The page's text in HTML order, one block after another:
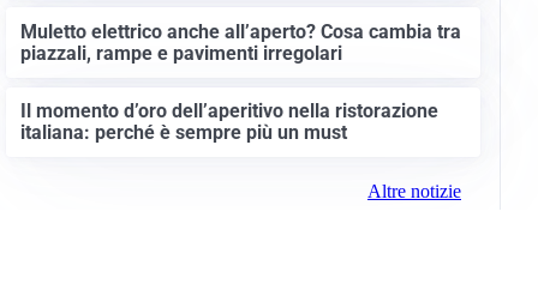
Muletto elettrico anche all’aperto? Cosa cambia tra
piazzali, rampe e pavimenti irregolari
Il momento d’oro dell’aperitivo nella ristorazione
italiana: perché è sempre più un must
Altre notizie